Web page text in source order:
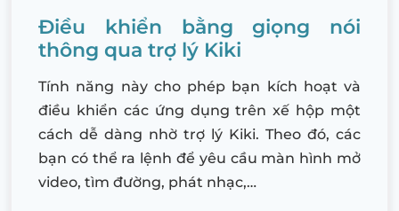
Điều khiển bằng giọng nói
thông qua trợ lý Kiki
Tính năng này cho phép bạn kích hoạt và
điều khiển các ứng dụng trên xế hộp một
cách dễ dàng nhờ trợ lý Kiki. Theo đó, các
bạn có thể ra lệnh để yêu cầu màn hình mở
video, tìm đường, phát nhạc,…